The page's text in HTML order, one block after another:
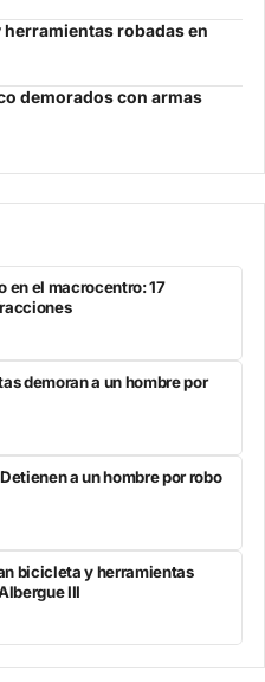
robadas en
demorados con armas
en el macrocentro: 17
demoran a un hombre por
a un hombre por robo
bicicleta y herramientas
III